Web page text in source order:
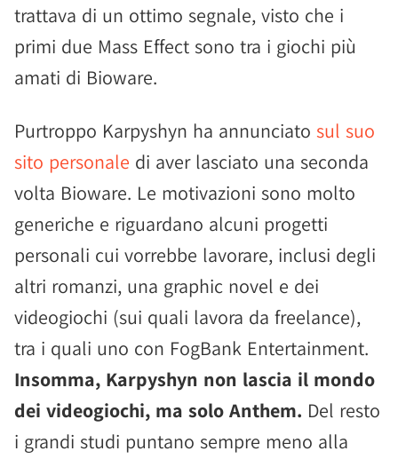
trattava di un ottimo segnale, visto che i
primi due Mass Effect sono tra i giochi più
amati di Bioware.
Purtroppo Karpyshyn ha annunciato sul suo
sito personale di aver lasciato una seconda
volta Bioware. Le motivazioni sono molto
generiche e riguardano alcuni progetti
personali cui vorrebbe lavorare, inclusi degli
altri romanzi, una graphic novel e dei
videogiochi (sui quali lavora da freelance),
tra i quali uno con FogBank Entertainment.
Insomma, Karpyshyn non lascia il mondo
dei videogiochi, ma solo Anthem. Del resto
i grandi studi puntano sempre meno alla